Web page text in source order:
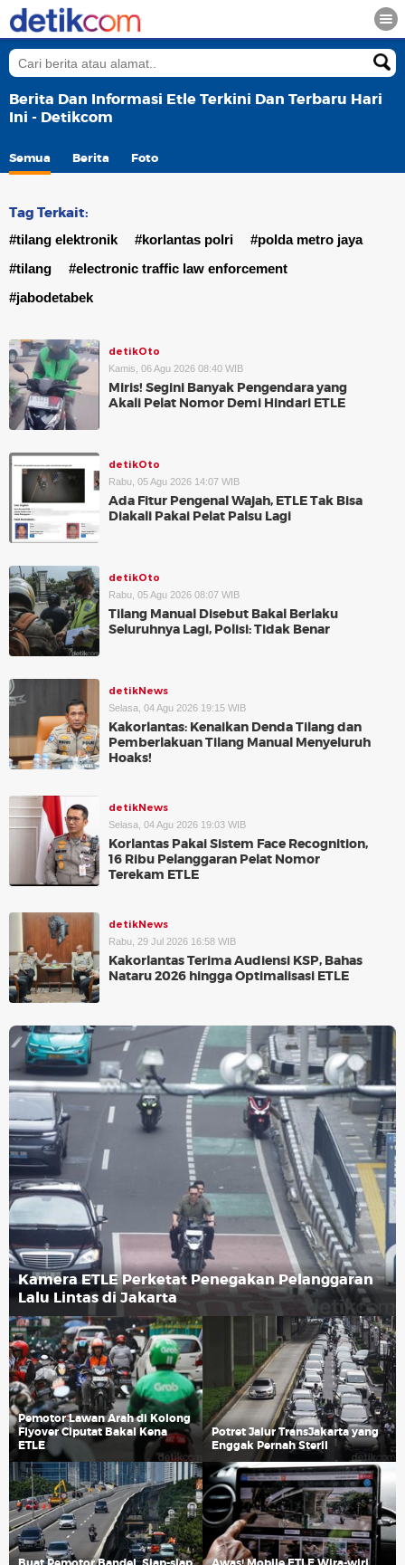
Berita Dan Informasi Etle Terkini Dan Terbaru Hari
Ini - Detikcom
Semua Berita Foto
Tag Terkait:
#tilang elektronik #korlantas polri
#polda metro jaya
#tilang
#electronic traffic law enforcement
#jabodetabek
detikOto
Kamis, 06 Agu 2026 08:40 WIB
Miris! Segini Banyak Pengendara yang
Akali Pelat Nomor Demi Hindari ETLE
detikOto
Rabu, 05 Agu 2026 14:07 WIB
Ada Fitur Pengenal Wajah, ETLE Tak Bisa
Diakali Pakai Pelat Palsu Lagi
detikOto
Rabu, 05 Agu 2026 08:07 WIB
Tilang Manual Disebut Bakal Berlaku
Seluruhnya Lagi, Polisi: Tidak Benar
detikNews
Selasa, 04 Agu 2026 19:15 WIB
Kakorlantas: Kenaikan Denda Tilang dan
Pemberlakuan Tilang Manual Menyeluruh
Hoaks!
detikNews
Selasa, 04 Agu 2026 19:03 WIB
Korlantas Pakai Sistem Face Recognition,
16 Ribu Pelanggaran Pelat Nomor
Terekam ETLE
detikNews
Rabu, 29 Jul 2026 16:58 WIB
Kakorlantas Terima Audiensi KSP, Bahas
Nataru 2026 hingga Optimalisasi ETLE
Kamera ETLE Perketat Penegakan Pelanggaran
Lalu Lintas di Jakarta
Pemotor Lawan Arah di Kolong
Flyover Ciputat Bakal Kena
ETLE
Potret Jalur TransJakarta yang
Enggak Pernah Steril